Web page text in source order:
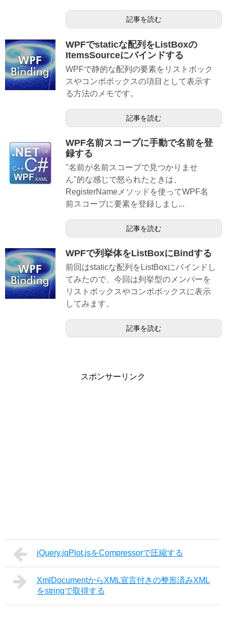
記事を読む
WPFでstaticな配列をListBoxの
ItemsSourceにバインドする
WPFで静的な配列の要素をリストボック
スやコンボボックスの項目として表示す
る方法のメモです。
記事を読む
WPF名前スコープに手動で名前を登
録する
"名前が名前スコープで見つかりませ
ん"的な感じで怒られたときは、
RegisterNameメソッドを使ってWPF名
前スコープに要素を登録しまし...
記事を読む
WPFで列挙体をListBoxにBindする
前回はstaticな配列をListBoxにバインドし
てみたので、今回は列挙型のメンバーを
リストボックスやコンボボックスに表示
してみます。
記事を読む
スポンサーリンク
jQuery.jqPlot.jsをCompressorで圧縮する
XmlDocumentからXML宣言付きの整形済みXML
をstringで取得する